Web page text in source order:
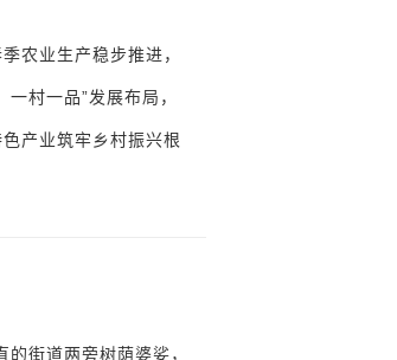
农业生产稳步推进，
村一品”发展布局，
产业筑牢乡村振兴根
街道两旁树荫婆娑，